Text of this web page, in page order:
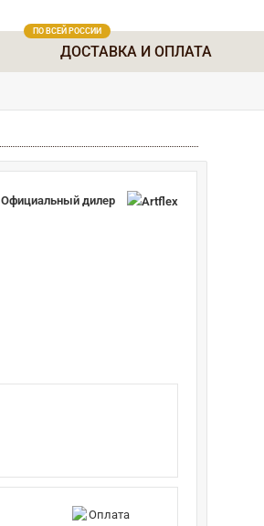
ДОСТАВКА И ОПЛАТА
ПО ВСЕЙ РОССИИ
Официальный дилер